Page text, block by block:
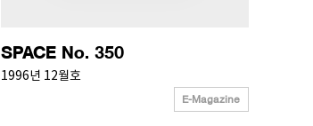
SPACE No. 350
1996년 12월호
E-Magazine